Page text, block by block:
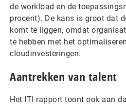
de workload en de
procent). De kans is groot dat
komt te liggen, omdat
te hebben met het
cloudinvesteringen.
Aantrekken van talent
Het ITI-rapport toont ook aan